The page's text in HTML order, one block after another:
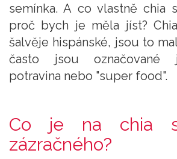
semínka. A co vlastně chia
proč bych je měla jíst?
šalvěje hispánské, jsou to
často jsou označované
potravina nebo "super food".
Co je na chia
zázračného?